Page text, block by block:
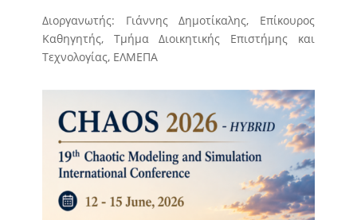
Διοργανωτής: Γιάννης Δημοτίκαλης, Επίκουρος
Καθηγητής, Τμήμα Διοικητικής Επιστήμης και
Τεχνολογίας, ΕΛΜΕΠΑ